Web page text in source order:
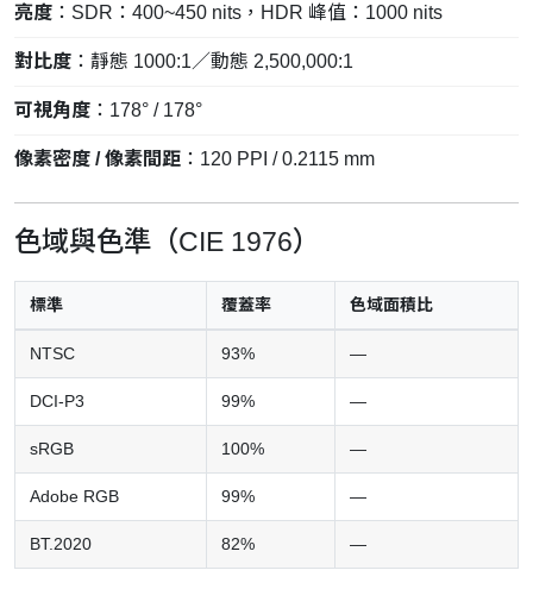
亮度 ：SDR：400~450 nits，HDR 峰值：1000 nits
對比度 ：靜態 1000:1／動態 2,500,000:1
可視角度 ：178° / 178°
像素密度 / 像素間距 ：120 PPI / 0.2115 mm
色域與色準（CIE 1976）
標準 覆蓋率 色域面積比
NTSC 93% —
DCI-P3 99% —
sRGB 100% —
Adobe RGB 99% —
BT.2020 82% —